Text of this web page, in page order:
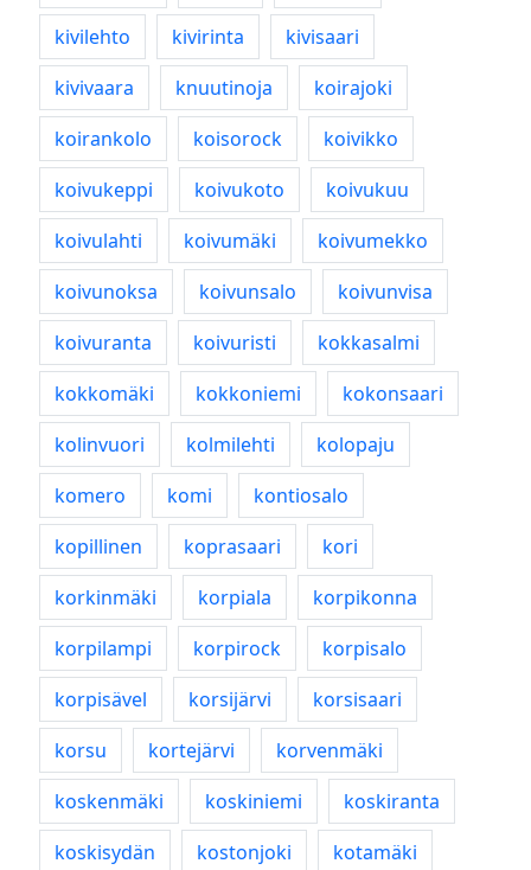
kivilehto
kivirinta
kivisaari
kivivaara
knuutinoja
koirajoki
koirankolo
koisorock
koivikko
koivukeppi
koivukoto
koivukuu
koivulahti
koivumäki
koivumekko
koivunoksa
koivunsalo
koivunvisa
koivuranta
koivuristi
kokkasalmi
kokkomäki
kokkoniemi
kokonsaari
kolinvuori
kolmilehti
kolopaju
komero
komi
kontiosalo
kopillinen
koprasaari
kori
korkinmäki
korpiala
korpikonna
korpilampi
korpirock
korpisalo
korpisävel
korsijärvi
korsisaari
korsu
kortejärvi
korvenmäki
koskenmäki
koskiniemi
koskiranta
koskisydän
kostonjoki
kotamäki